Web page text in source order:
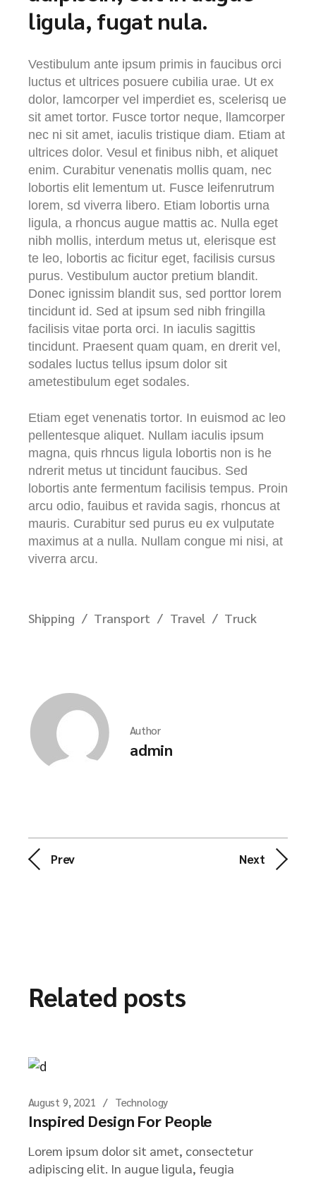
ligula, fugat nula.
Vestibulum ante ipsum primis in faucibus orci
luctus et ultrices posuere cubilia urae. Ut ex
dolor, lamcorper vel imperdiet es, scelerisq ue
sit amet tortor. Fusce tortor neque, llamcorper
nec ni sit amet, iaculis tristique diam. Etiam at
ultrices dolor. Vesul et finibus nibh, et aliquet
enim. Curabitur venenatis mollis quam, nec
lobortis elit lementum ut. Fusce leifenrutrum
lorem, sd viverra libero. Etiam lobortis urna
ligula, a rhoncus augue mattis ac. Nulla eget
nibh mollis, interdum metus ut, elerisque est
te leo, lobortis ac ficitur eget, facilisis cursus
purus. Vestibulum auctor pretium blandit.
Donec ignissim blandit sus, sed porttor lorem
tincidunt id. Sed at ipsum sed nibh fringilla
facilisis vitae porta orci. In iaculis sagittis
tincidunt. Praesent quam quam, en drerit vel,
sodales luctus tellus ipsum dolor sit
ametestibulum eget sodales.
Etiam eget venenatis tortor. In euismod ac leo
pellentesque aliquet. Nullam iaculis ipsum
magna, quis rhncus ligula lobortis non is he
ndrerit metus ut tincidunt faucibus. Sed
lobortis ante fermentum facilisis tempus. Proin
arcu odio, fauibus et ravida sagis, rhoncus at
mauris. Curabitur sed purus eu ex vulputate
maximus at a nulla. Nullam congue mi nisi, at
viverra arcu.
Shipping Transport Travel Truck
Author
admin
Prev Next
Related posts
August 9, 2021 Technology
Inspired Design For People
Lorem ipsum dolor sit amet, consectetur
adipiscing elit. In augue ligula, feugia